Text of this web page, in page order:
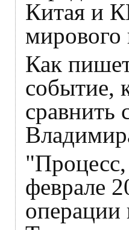
Китая и
мирового
Как
событие,
феврале
операции